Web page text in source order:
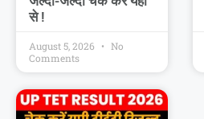
से !
August 5, 2026
No
Comments